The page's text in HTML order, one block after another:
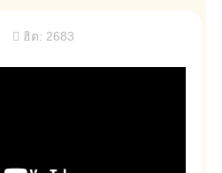
ฮิต: 2683